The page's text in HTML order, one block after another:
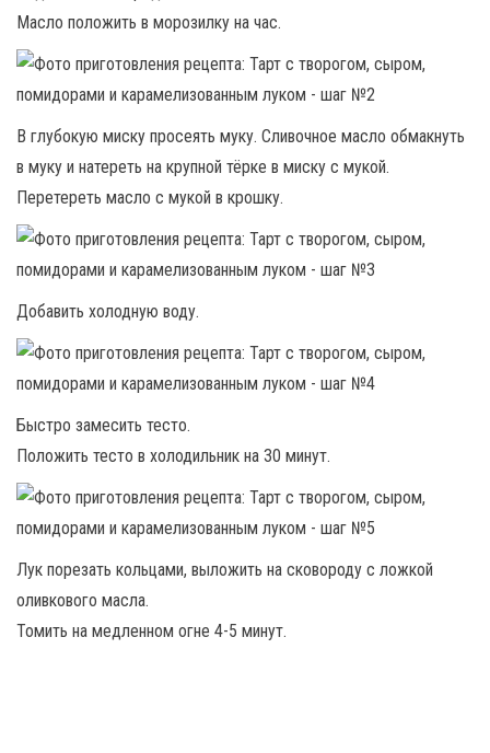
Масло положить в морозилку на час.
В глубокую миску просеять муку. Сливочное масло обмакнуть
в муку и натереть на крупной тёрке в миску с мукой.
Перетереть масло с мукой в крошку.
Добавить холодную воду.
Быстро замесить тесто.
Положить тесто в холодильник на 30 минут.
Лук порезать кольцами, выложить на сковороду с ложкой
оливкового масла.
Томить на медленном огне 4-5 минут.